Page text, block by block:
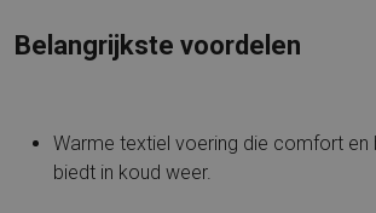
Belangrijkste voordelen
Warme textiel voering die comfort en
biedt in koud weer.